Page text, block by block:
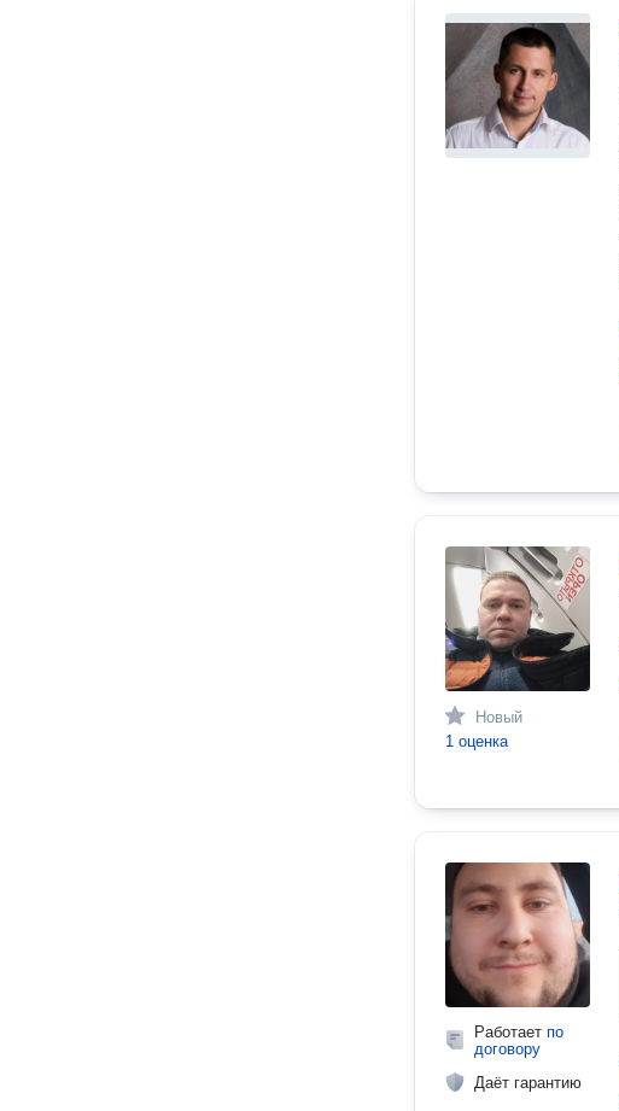
Новый
1 оценка
Работает по
договору
Даёт гарантию